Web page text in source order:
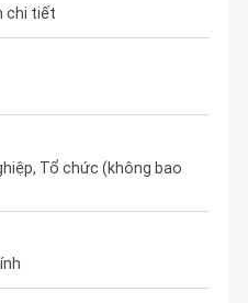
chi tiết
Tổ chức (không bao